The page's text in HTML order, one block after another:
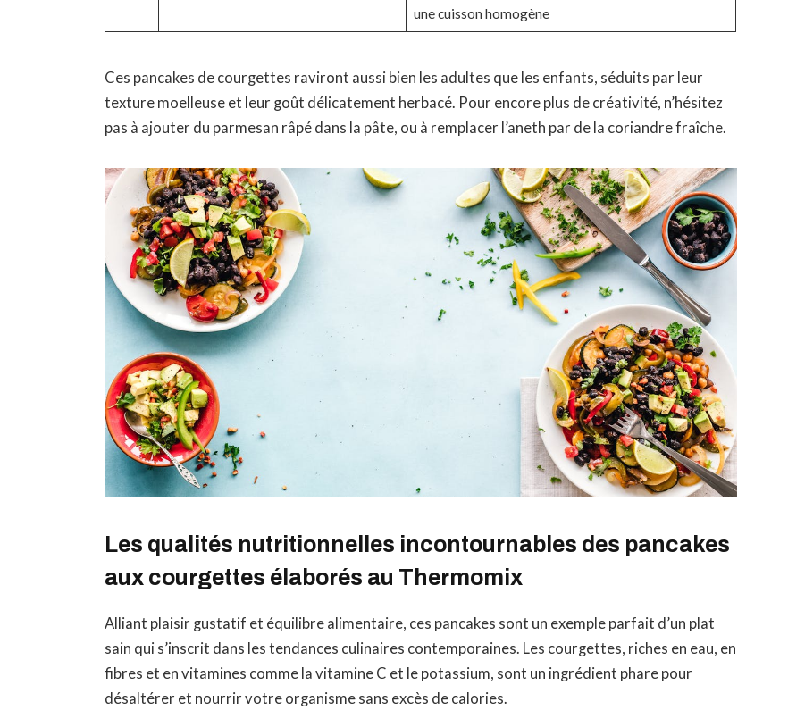
une cuisson homogène
Ces pancakes de courgettes raviront aussi bien les adultes que les enfants, séduits par leur
texture moelleuse et leur goût délicatement herbacé. Pour encore plus de créativité, n’hésitez
pas à ajouter du parmesan râpé dans la pâte, ou à remplacer l’aneth par de la coriandre fraîche.
Les qualités nutritionnelles incontournables des pancakes
aux courgettes élaborés au Thermomix
Alliant plaisir gustatif et équilibre alimentaire, ces pancakes sont un exemple parfait d’un plat
sain qui s’inscrit dans les tendances culinaires contemporaines. Les courgettes, riches en eau, en
fibres et en vitamines comme la vitamine C et le potassium, sont un ingrédient phare pour
désaltérer et nourrir votre organisme sans excès de calories.